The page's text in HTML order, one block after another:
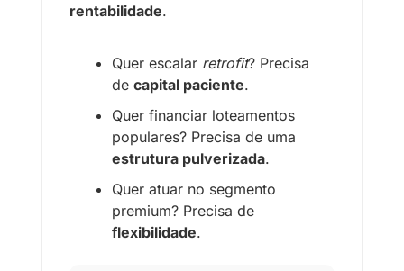
rentabilidade.
Quer escalar retrofit? Precisa
de capital paciente.
Quer financiar loteamentos
estrutura pulverizada.
Quer atuar no segmento
flexibilidade.